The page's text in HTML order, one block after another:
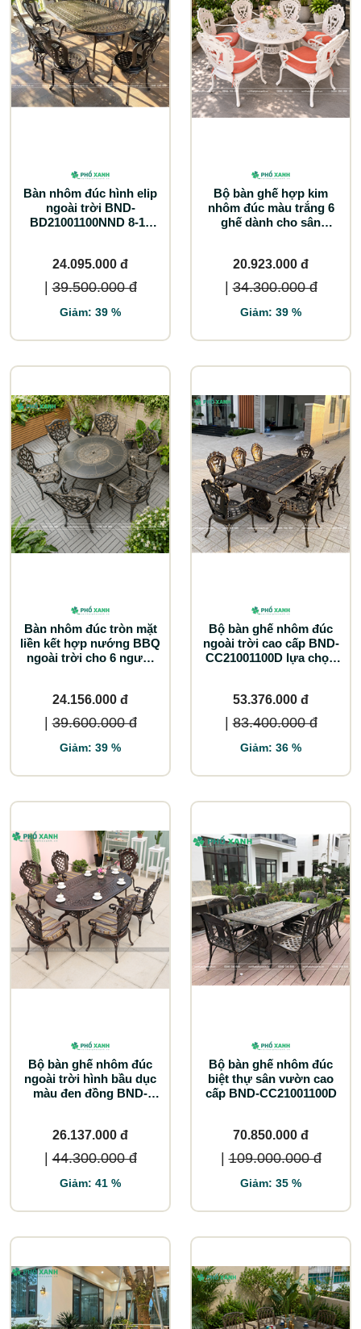
Bàn nhôm đúc hình elip
ngoài trời BND-
BD21001100NND 8-10
24.095.000 đ
| 39.500.000 đ
Giảm: 39 %
Bộ bàn ghế hợp kim
nhôm đúc màu trắng 6
ghế dành cho sân
20.923.000 đ
| 34.300.000 đ
Giảm: 39 %
Bàn nhôm đúc tròn mặt
liền kết hợp nướng BBQ
ngoài trời cho 6 người
24.156.000 đ
| 39.600.000 đ
Giảm: 39 %
Bộ bàn ghế nhôm đúc
ngoài trời cao cấp BND-
CC21001100D lựa chọn
53.376.000 đ
| 83.400.000 đ
Giảm: 36 %
Bộ bàn ghế nhôm đúc
ngoài trời hình bầu dục
màu đen đồng BND-
26.137.000 đ
| 44.300.000 đ
Giảm: 41 %
Bộ bàn ghế nhôm đúc
biệt thự sân vườn cao
cấp BND-CC21001100D
70.850.000 đ
| 109.000.000 đ
Giảm: 35 %